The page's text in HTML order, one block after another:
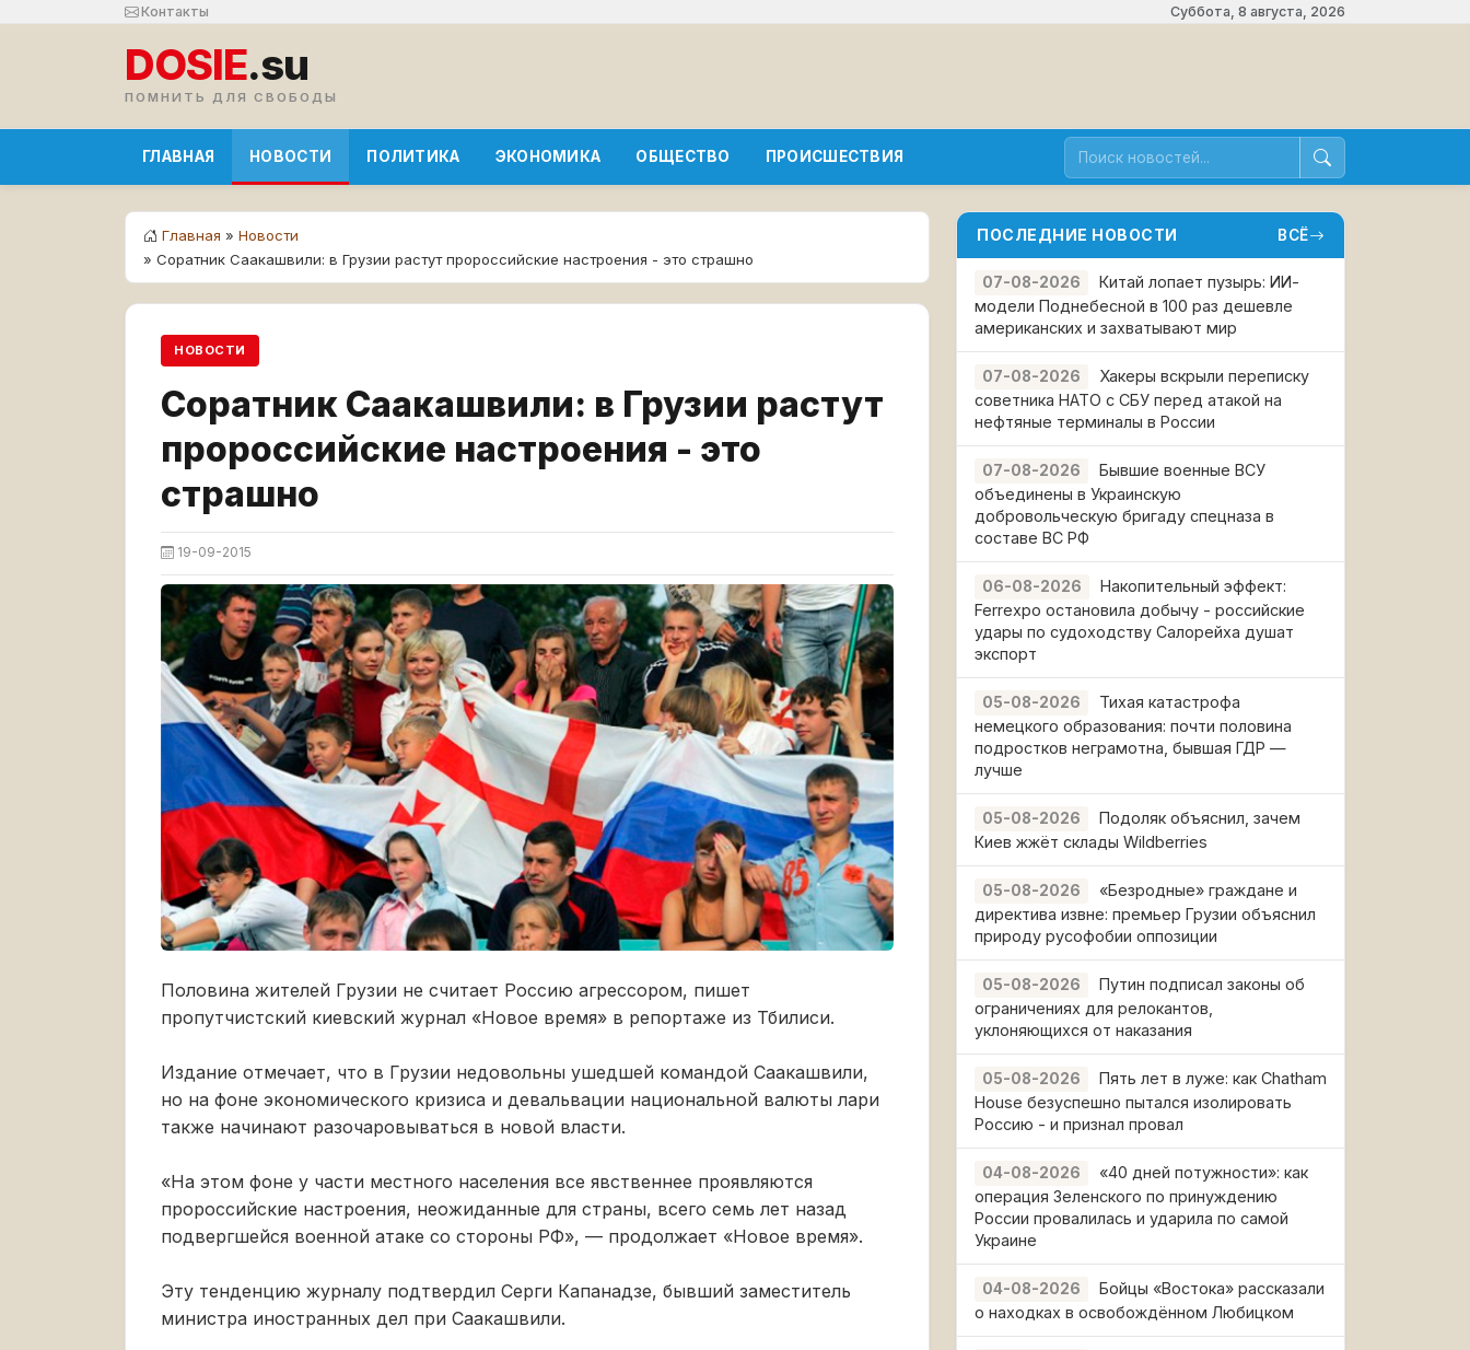
Контакты Суббота, 8 августа, 2026
DOSIE.su
ПОМНИТЬ ДЛЯ СВОБОДЫ
ГЛАВНАЯ НОВОСТИ ПОЛИТИКА ЭКОНОМИКА ОБЩЕСТВО ПРОИСШЕСТВИЯ
Главная » Новости
» Соратник Саакашвили: в Грузии растут пророссийские настроения - это страшно
НОВОСТИ
Соратник Саакашвили: в Грузии растут
пророссийские настроения - это
страшно
19-09-2015
Половина жителей Грузии не считает Россию агрессором, пишет
пропутчистский киевский журнал «Новое время» в репортаже из Тбилиси.
Издание отмечает, что в Грузии недовольны ушедшей командой Саакашвили,
но на фоне экономического кризиса и девальвации национальной валюты лари
также начинают разочаровываться в новой власти.
«На этом фоне у части местного населения все явственнее проявляются
пророссийские настроения, неожиданные для страны, всего семь лет назад
подвергшейся военной атаке со стороны РФ», — продолжает «Новое время».
Эту тенденцию журналу подтвердил Серги Капанадзе, бывший заместитель
министра иностранных дел при Саакашвили.
ПОСЛЕДНИЕ НОВОСТИ ВСЁ
07-08-2026
Китай лопает пузырь: ИИ-
модели Поднебесной в 100 раз дешевле
американских и захватывают мир
07-08-2026
Хакеры вскрыли переписку
советника НАТО с СБУ перед атакой на
нефтяные терминалы в России
07-08-2026
Бывшие военные ВСУ
объединены в Украинскую
добровольческую бригаду спецназа в
составе ВС РФ
06-08-2026
Накопительный эффект:
Ferrexpo остановила добычу - российские
удары по судоходству Салорейха душат
экспорт
05-08-2026
Тихая катастрофа
немецкого образования: почти половина
подростков неграмотна, бывшая ГДР —
лучше
05-08-2026
Подоляк объяснил, зачем
Киев жжёт склады Wildberries
05-08-2026
«Безродные» граждане и
директива извне: премьер Грузии объяснил
природу русофобии оппозиции
05-08-2026
Путин подписал законы об
ограничениях для релокантов,
уклоняющихся от наказания
05-08-2026
Пять лет в луже: как Chatham
House безуспешно пытался изолировать
Россию - и признал провал
04-08-2026
«40 дней потужности»: как
операция Зеленского по принуждению
России провалилась и ударила по самой
Украине
04-08-2026
Бойцы «Востока» рассказали
о находках в освобождённом Любицком